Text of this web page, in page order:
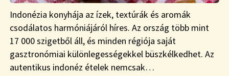
Indonézia konyhája az ízek, textúrák és aromák
csodálatos harmóniájáról híres. Az ország több mint
17 000 szigetből áll, és minden régiója saját
gasztronómiai különlegességekkel büszkélkedhet. Az
autentikus indonéz ételek nemcsak…